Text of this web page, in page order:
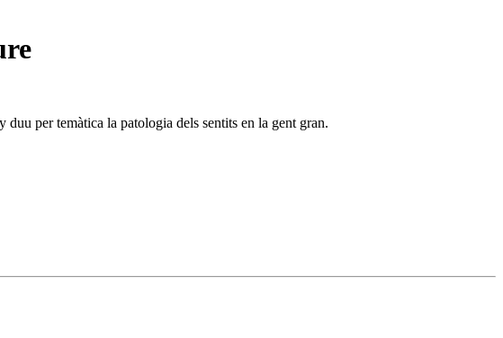
per temàtica la patologia dels sentits en la gent gran.